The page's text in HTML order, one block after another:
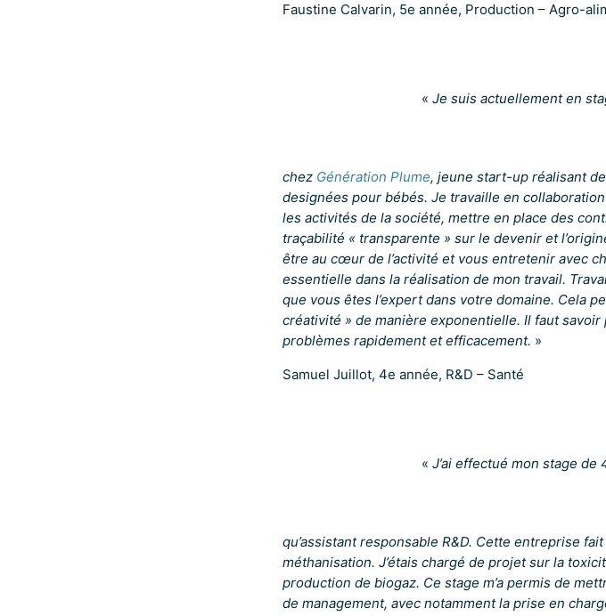
Faustine Calvarin, 5e année, Production – Agro-
« Je suis actuellement en
chez Génération Plume, jeune start-up réalisant
designées pour bébés. Je travaille en
les activités de la société, mettre en place des
traçabilité « transparente » sur le devenir et
être au cœur de l’activité et vous entretenir avec
essentielle dans la réalisation de mon travail.
que vous êtes l’expert dans votre domaine. Cela
créativité » de manière exponentielle. Il faut
problèmes rapidement et efficacement. »
Samuel Juillot, 4e année, R&D – Santé
« J’ai effectué mon stage de
qu’assistant responsable R&D. Cette entreprise
méthanisation. J’étais chargé de projet sur la
production de biogaz. Ce stage m’a permis de
de management, avec notamment la prise en